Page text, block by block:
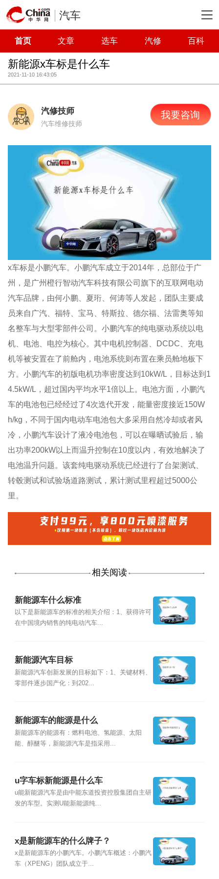
汽车
首页 文章 选车 汽修 百科
新能源x车标是什么车
2021-11-10 16:43:05
汽修技师
汽车维修技师
我要咨询
x车标是小鹏汽车。小鹏汽车成立于2014年，总部位于广
州，是广州橙行智动汽车科技有限公司旗下的互联网电动
汽车品牌，由何小鹏、夏珩、何涛等人发起，团队主要成
员来自广汽、福特、宝马、特斯拉、德尔福、法雷奥等知
名整车与大型零部件公司。小鹏汽车的纯电驱动系统以电
机、电池、电控为核心。其中电机控制器、DCDC、充电
机等被安置在了前舱内，电池系统则布置在乘员舱地板下
方。小鹏汽车的初版电机功率密度达到10kW/L，目标达到1
4.5kW/L，超过国内平均水平1倍以上。电池方面，小鹏汽
车的电池包已经经过了4次迭代开发，能量密度接近150W
h/kg，不同于国内电动车电池包大多采用自然冷却或者风
冷，小鹏汽车设计了液冷电池包，可以在曝晒试验后，输
出功率200kW以上而温升控制在10度以内，有效地解决了
电池温升问题。该套纯电驱动系统已经进行了台架测试、
转毂测试和试验场道路测试，累计测试里程超过5000公
里。
相关阅读
新能源车什么标准
以下是新能源车的标准的相关介绍：1、获得许可
在中国境内销售的纯电动汽车...
新能源汽车目标
新能源汽车创新发展的目标如下：1、关键材料、
零部件逐步国产化：到202...
新能源车的能源是什么
新能源车的能源有：燃料电池、氢能源、太阳
能、醇醚等，新能源汽车是指采用...
u字车标新能源是什么车
u能新能源汽车是由中能东道投资控股集团自主研
发的车型。实测U能新能源纯...
x是新能源车的什么牌子？
x是新能源车的小鹏汽车。小鹏汽车概述：小鹏汽
车（XPENG）团队成立于...